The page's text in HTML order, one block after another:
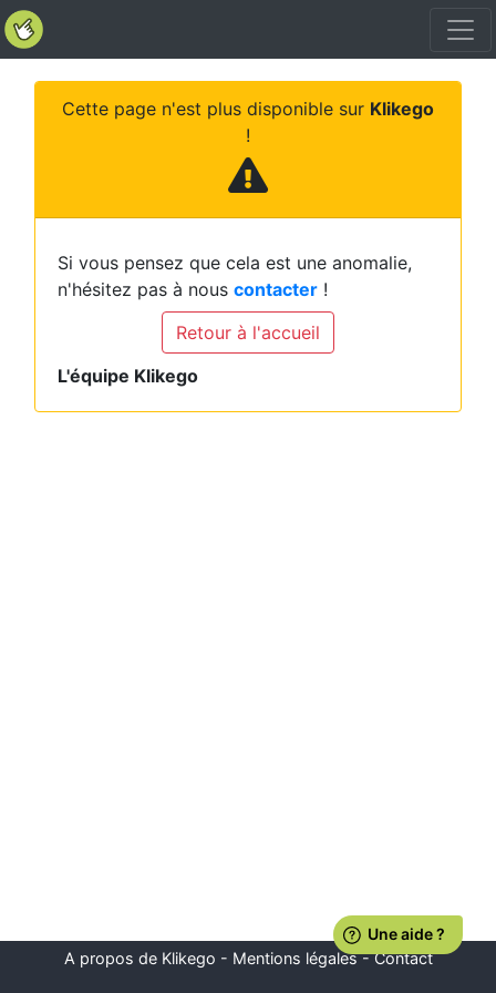
Cette page n'est plus disponible sur Klikego
!
Si vous pensez que cela est une anomalie,
n'hésitez pas à nous contacter !
Retour à l'accueil
L'équipe Klikego
A propos de Klikego - Mentions légales-Contact